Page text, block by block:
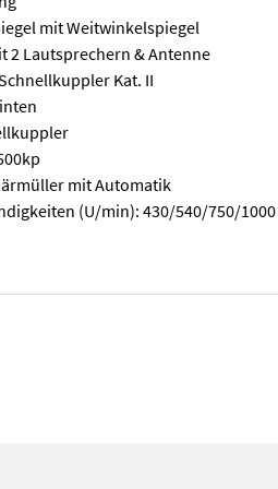
mit Weitwinkelspiegel
2 Lautsprechern & Antenne
Kat. II
mit Automatik
(U/min): 430/540/750/1000
// Lindner Lintrac 75 LS Traktor.